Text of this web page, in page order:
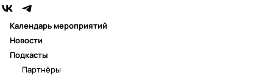
Календарь мероприятий
Новости
Подкасты
Партнёры